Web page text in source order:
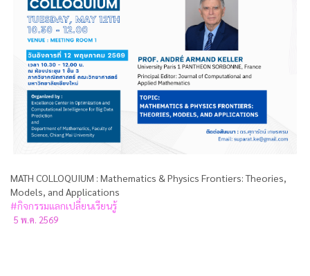
MATH COLLOQUIUM : Mathematics & Physics Frontiers: Theories,
Models, and Applications
#กิจกรรมแลกเปลี่ยนเรียนรู้
5 พ.ค. 2569